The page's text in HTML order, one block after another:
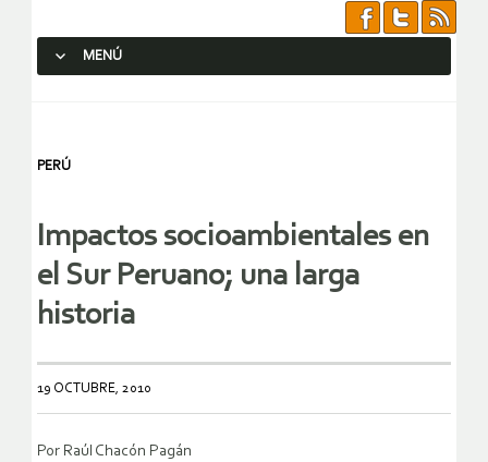
MENÚ
PERÚ
Impactos socioambientales en
el Sur Peruano; una larga
historia
19 OCTUBRE, 2010
Por Raúl Chacón Pagán